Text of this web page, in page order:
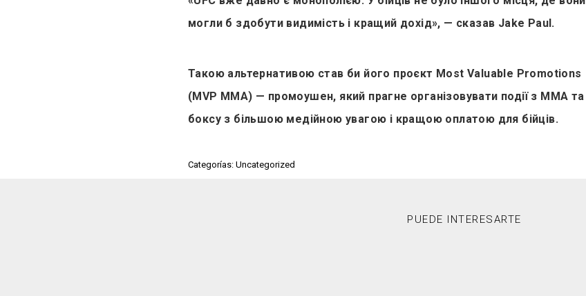
могли б здобути видимість і кращий дохід», — сказав Jake Paul.
Такою альтернативою став би його проєкт Most Valuable Promotions
(MVP MMA) — промоушен, який прагне організовувати події з ММА та
боксу з більшою медійною увагою і кращою оплатою для бійців.
Categorías: Uncategorized
PUEDE INTERESARTE